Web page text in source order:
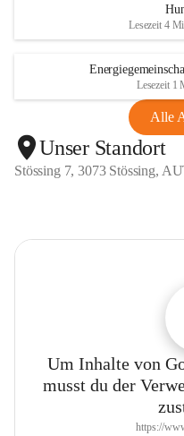
Lesezeit 4
Lesezeit 1
Alle
Unser Standort
Stössing 7, 3073 Stössing,
Um Inhalte von
musst du der
https://